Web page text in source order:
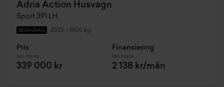
Adria Action Husvagn
Sport 391 LH
BEGAGNAD 2023 • 1300 kg
Pris
Inkl. moms
339 000 kr
Finansiering
Inkl. moms
2 138 kr/mån